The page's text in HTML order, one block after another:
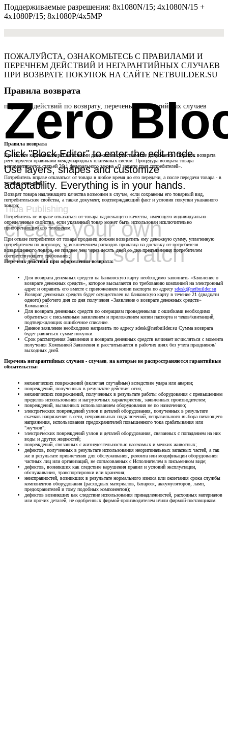
Поддерживаемые разрешения: 8х1080N/15; 4х1080N/15 +
4х1080P/15; 8х1080P/4x5MP
Zero
Click "Block Editor" to enter the edit mode.
Use layers, shapes and customize
adaptability. Everything is in your hands.
Tilda Publishing
create your own
block from scratch
ПОЖАЛУЙСТА, ОЗНАКОМЬТЕСЬ С ПРАВИЛАМИ И
ПЕРЕЧНЕМ ДЕЙСТВИЙ И НЕГАРАНТИЙНЫХ СЛУЧАЕВ
ПРИ ВОЗВРАТЕ ПОКУПОК НА САЙТЕ NETBUILDER.SU
Правила возврата
перечень действий по возврату, перечень негарантийных случаев
Правила возврата
При оплате картами возврат наличными денежными средствами не допускается. Порядок возврата
регулируется правилами международных платежных систем. Процедура возврата товара
регламентируется статьей 26.1 федерального закона «О защите прав потребителей».
Потребитель вправе отказаться от товара в любое время до его передачи, а после передачи товара - в
течение семи дней;
Возврат товара надлежащего качества возможен в случае, если сохранены его товарный вид,
потребительские свойства, а также документ, подтверждающий факт и условия покупки указанного
товара;
Потребитель не вправе отказаться от товара надлежащего качества, имеющего индивидуально-
определенные свойства, если указанный товар может быть использован исключительно
приобретающим его человеком;
При отказе потребителя от товара продавец должен возвратить ему денежную сумму, уплаченную
потребителем по договору, за исключением расходов продавца на доставку от потребителя
возвращенного товара, не позднее чем через десять дней со дня предъявления потребителем
соответствующего требования;
Перечень действий при оформлении возврата:
Для возврата денежных средств на банковскую карту необходимо заполнить «Заявление о
возврате денежных средств», которое высылается по требованию компанией на электронный
адрес и оправить его вместе с приложением копии паспорта по адресу sdesk@netbuilder.su
Возврат денежных средств будет осуществлен на банковскую карту в течение 21 (двадцати
одного) рабочего дня со дня получения «Заявление о возврате денежных средств»
Компанией.
Для возврата денежных средств по операциям проведенными с ошибками необходимо
обратиться с письменным заявлением и приложением копии паспорта и чеков/квитанций,
подтверждающих ошибочное списание.
Данное заявление необходимо направить по адресу sdesk@netbuilder.su Сумма возврата
будет равняться сумме покупки.
Срок рассмотрения Заявления и возврата денежных средств начинает исчисляться с момента
получения Компанией Заявления и рассчитывается в рабочих днях без учета праздников/
выходных дней.
Перечень негарантийных случаев - случаев, на которые не распространяются гарантийные
обязательства:
механических повреждений (включая случайные) вследствие удара или аварии;
повреждений, полученных в результате действия огня;
механических повреждений, полученных в результате работы оборудования с превышением
пределов использования и нагрузочных характеристик, заявленных производителем;
повреждений, вызванных использованием оборудования не по назначению;
электрических повреждений узлов и деталей оборудования, полученных в результате
скачков напряжения в сети, неправильных подключений, неправильного выбора питающего
напряжения, использования предохранителей повышенного тока срабатывания или
"жучков";
электрических повреждений узлов и деталей оборудования, связанных с попаданием на них
воды и других жидкостей;
повреждений, связанных с жизнедеятельностью насекомых и мелких животных;
дефектов, полученных в результате использования неоригинальных запасных частей, а так
же в результате привлечения для обслуживания, ремонта или модификации оборудования
частных лиц или организаций, не согласованных с Исполнителем в письменном виде;
дефектов, возникших как следствие нарушения правил и условий эксплуатации,
обслуживания, транспортировки или хранения;
неисправностей, возникших в результате нормального износа или окончания срока службы
компонентов оборудования (расходных материалов, батареек, аккумуляторов, ламп,
предохранителей и тому подобных компонентов);
дефектов возникших как следствие использования принадлежностей, расходных материалов
или прочих деталей, не одобренных фирмой-производителем и/или фирмой-поставщиком.